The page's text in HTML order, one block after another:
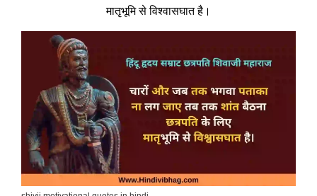
मातृभूमि से विश्वासघात है।